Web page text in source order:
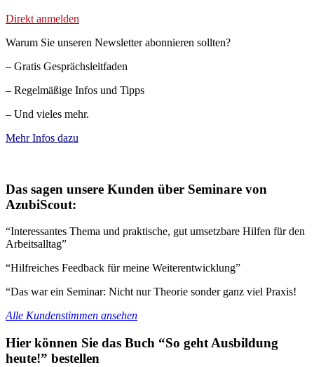
Direkt anmelden
Warum Sie unseren Newsletter abonnieren sollten?
– Gratis Gesprächsleitfaden
– Regelmäßige Infos und Tipps
– Und vieles mehr.
Mehr Infos dazu
Das sagen unsere Kunden über Seminare von
AzubiScout:
“Interessantes Thema und praktische, gut umsetzbare Hilfen für den
Arbeitsalltag”
“Hilfreiches Feedback für meine Weiterentwicklung”
“Das war ein Seminar: Nicht nur Theorie sonder ganz viel Praxis!
Alle Kundenstimmen ansehen
Hier können Sie das Buch “So geht Ausbildung
heute!” bestellen